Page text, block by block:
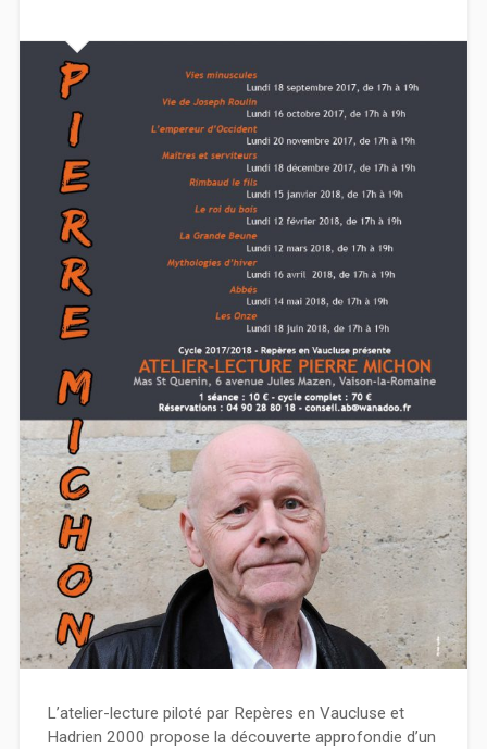
L’atelier-lecture piloté par Repères en Vaucluse et
Hadrien 2000 propose la découverte approfondie d’un